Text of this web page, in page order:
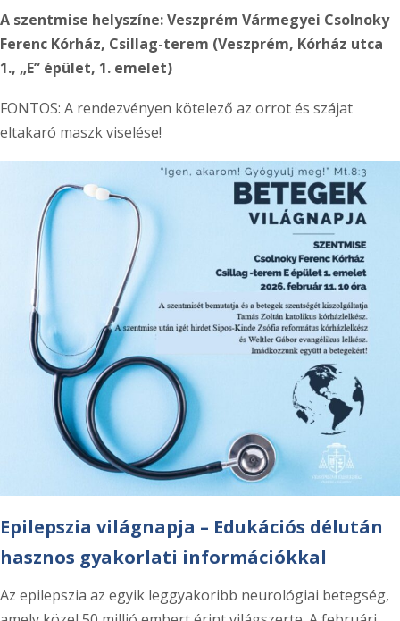
A szentmise helyszíne: Veszprém Vármegyei Csolnoky
Ferenc Kórház, Csillag-terem (Veszprém, Kórház utca
1., „E” épület, 1. emelet)
FONTOS: A rendezvényen kötelező az orrot és szájat
eltakaró maszk viselése!
Epilepszia világnapja – Edukációs délután
hasznos gyakorlati információkkal
Az epilepszia az egyik leggyakoribb neurológiai betegség,